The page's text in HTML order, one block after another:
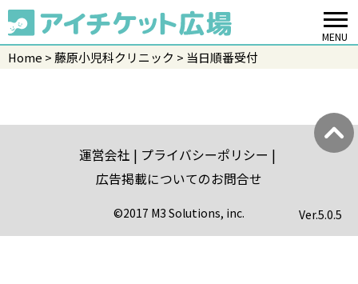
MENU
Home 藤原小児科クリニック 当日順番受付
運営会社
プライバシーポリシー
広告掲載についてのお問合せ
©2017 M3 Solutions, inc. Ver.5.0.5